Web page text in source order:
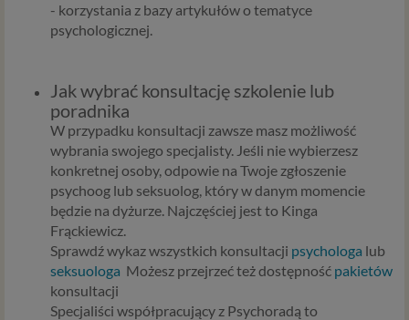
- korzystania z bazy artykułów o tematyce
psychologicznej.
Jak wybrać konsultację szkolenie lub
poradnika
W przypadku konsultacji zawsze masz możliwość
wybrania swojego specjalisty. Jeśli nie wybierzesz
konkretnej osoby, odpowie na Twoje zgłoszenie
psychoog lub seksuolog, który w danym momencie
będzie na dyżurze. Najczęściej jest to Kinga
Frąckiewicz.
Sprawdź wykaz wszystkich konsultacji psychologa lub
seksuologa Możesz przejrzeć też dostępność pakietów
konsultacji
Specjaliści współpracujący z Psychoradą to